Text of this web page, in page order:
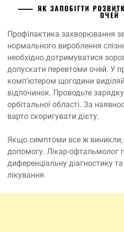
ЯК ЗАПОБІГТИ
ОЧЕЙ
Профілактика захворювання
нормального вироблення
необхідно дотримуватися
допускати перевтоми очей. У
комп’ютером щогодини
відпочинок. Проводьте
орбітальної області. За
варто скоригувати дієту.
Якщо симптоми все ж виникли,
допомогу. Лікар-офтальмолог
диференціальну діагностику
лікування.